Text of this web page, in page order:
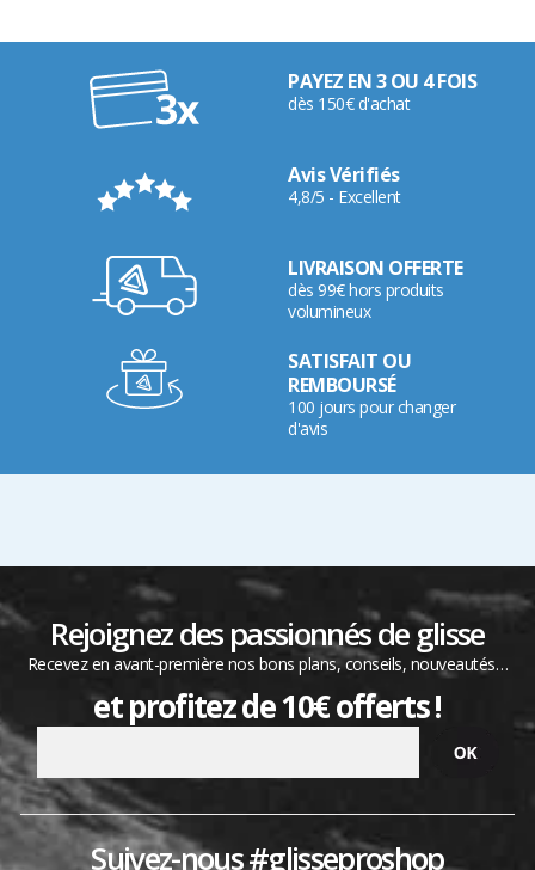
PAYEZ EN 3 OU 4 FOIS
dès 150€ d'achat
Avis Vérifiés
4,8/5 - Excellent
LIVRAISON OFFERTE
dès 99€ hors produits
volumineux
SATISFAIT OU
REMBOURSÉ
100 jours pour changer
d'avis
Rejoignez des passionnés de glisse
Recevez en avant-première nos bons plans, conseils, nouveautés…
et profitez de 10€ offerts !
Suivez-nous #glisseproshop